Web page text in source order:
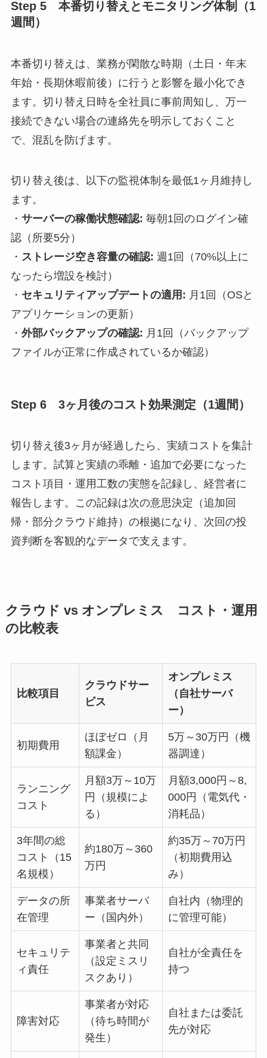
Step 5 本番切り替えとモニタリング体制（1
週間）
本番切り替えは、業務が閑散な時期（土日・年末
年始・長期休暇前後）に行うと影響を最小化でき
ます。切り替え日時を全社員に事前周知し、万一
接続できない場合の連絡先を明示しておくこと
で、混乱を防げます。
切り替え後は、以下の監視体制を最低1ヶ月維持し
ます。
・ サーバーの稼働状態確認: 毎朝1回のログイン確
認（所要5分）
・ ストレージ空き容量の確認: 週1回（70%以上に
なったら増設を検討）
・ セキュリティアップデートの適用: 月1回（OSと
アプリケーションの更新）
・ 外部バックアップの確認: 月1回（バックアップ
ファイルが正常に作成されているか確認）
Step 6 3ヶ月後のコスト効果測定（1週間）
切り替え後3ヶ月が経過したら、実績コストを集計
します。試算と実績の乖離・追加で必要になった
コスト項目・運用工数の実態を記録し、経営者に
報告します。この記録は次の意思決定（追加回
帰・部分クラウド維持）の根拠になり、次回の投
資判断を客観的なデータで支えます。
クラウド vs オンプレミス コスト・運用
の比較表
比較項目
クラウドサー
ビス
オンプレミス
（自社サーバ
ー）
初期費用
ほぼゼロ（月
額課金）
5万～30万円（機
器調達）
ランニング
コスト
月額3万～10万
円（規模によ
る）
月額3,000円～8,
000円（電気代・
消耗品）
3年間の総
コスト（15
名規模）
約180万～360
万円
約35万～70万円
（初期費用込
み）
データの所
在管理
事業者サーバ
ー（国内外）
自社内（物理的
に管理可能）
セキュリテ
ィ責任
事業者と共同
（設定ミスリ
スクあり）
自社が全責任を
持つ
障害対応
事業者が対応
（待ち時間が
発生）
自社または委託
先が対応